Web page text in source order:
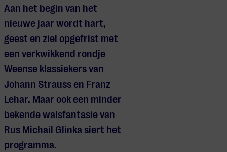
Aan het begin van het
nieuwe jaar wordt hart,
geest en ziel opgefrist met
een verkwikkend rondje
Weense klassiekers van
Johann Strauss en Franz
Lehar. Maar ook een minder
bekende walsfantasie van
Rus Michail Glinka siert het
programma.